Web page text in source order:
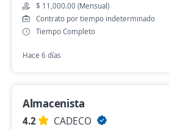
Chofer Trasladista de Personal
Si Ocean
San Luis Potosí, San Luis Potosí
$ 11,000.00 (Mensual)
$ 11,000.00 (Mensual)
Contrato por tiempo indeterminado
Tiempo Completo
Hace 6 días
Almacenista
4.2
CADECO